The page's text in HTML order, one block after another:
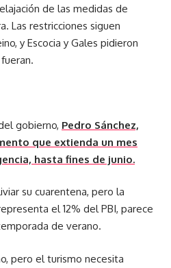
de las medidas de
Las restricciones siguen
y Escocia y Gales pidieron
gobierno, Pedro Sánchez,
que extienda un mes
hasta fines de junio.
su cuarentena, pero la
el 12% del PBI, parece
de verano.
pero el turismo necesita